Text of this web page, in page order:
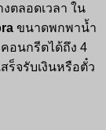
ตลอดเวลา ใน
ขนาดพกพาน้ำ
อนกรีตได้ถึง 4
ร็จรับเงินหรือตั๋ว